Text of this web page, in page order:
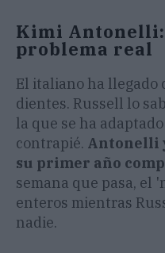
Kimi Antonelli:
problema real
El italiano ha llegado
dientes. Russell lo
la que se ha
contrapié. Antonelli
su primer año
semana que pasa, el
enteros mientras
nadie.